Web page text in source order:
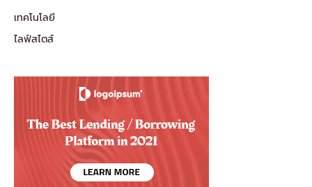
เทคโนโลยี
ไลฟ์สไตส์